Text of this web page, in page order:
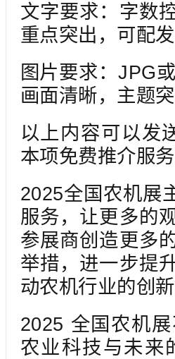
文字要求：字数
重点突出，可配
图片要求：JPG
画面清晰，主题突
以上内容可以发
本项免费推介服
2025全国农机展
服务，让更多的
参展商创造更多
举措，进一步提
动农机行业的创新
2025 全国农机
农业科技与未来